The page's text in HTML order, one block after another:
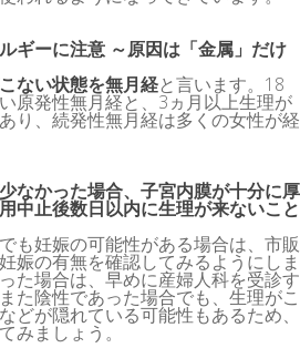
ギーに注意 ～原因は「金属」だけ
ない状態を無月経と言います。18
原発性無月経と、3ヵ月以上生理が
り、続発性無月経は多くの女性が経
なかった場合、子宮内膜が十分に厚
中止後数日以内に生理が来ないこと
も妊娠の可能性がある場合は、市販
娠の有無を確認してみるようにしま
た場合は、早めに産婦人科を受診す
た陰性であった場合でも、生理がこ
どが隠れている可能性もあるため、
みましょう。